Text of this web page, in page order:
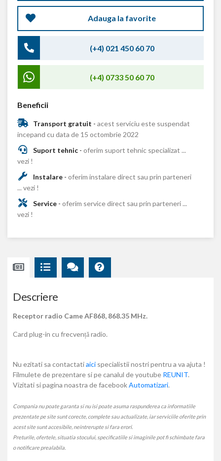
Adauga la favorite
(+4) 021 450 60 70
(+4) 0733 50 60 70
Beneficii
Transport gratuit - acest serviciu este suspendat
incepand cu data de 15 octombrie 2022
Suport tehnic- oferim suport tehnic specializat ...
vezi !
Instalare- oferim instalare direct sau prin parteneri
... vezi !
Service- oferim service direct sau prin parteneri ...
vezi !
Descriere
Receptor radio Came AF868, 868.35 MHz.
Card plug-in cu frecvență radio.
Nu ezitati sa contactatiaici specialistii nostri pentru a va ajuta !
Filmulete de prezentare si pe canalul de youtube REUNIT.
Vizitati si pagina noastra de facebookAutomatizari.
Compania nu poate garanta si nu isi poate asuma raspunderea ca informatiile
prezentate pe site sunt corecte, complete sau actualizate, iar serviciile oferite prin
acest site sunt accesibile, neintrerupte si fara erori.
Preturile, ofertele, situatia stocului, specificatiile si imaginile pot fi schimbate fara
o notificare prealabila.